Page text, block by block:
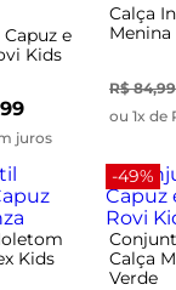
e
Kids
juros
Calça
Menina
R$ 84,99
ou 1x de
Kids
-49%
Calça
Verde